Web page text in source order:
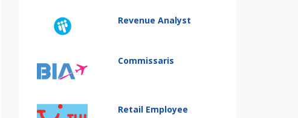
Revenue Analyst
Commissaris
Retail Employee